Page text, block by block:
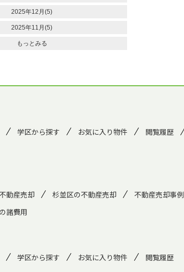
2025年12月(5)
2025年11月(5)
もっとみる
学区から探す お気に入り物件 閲覧履歴
動産売却 杉並区の不動産売却
不動産売却事例
諸費用
学区から探す お気に入り物件 閲覧履歴